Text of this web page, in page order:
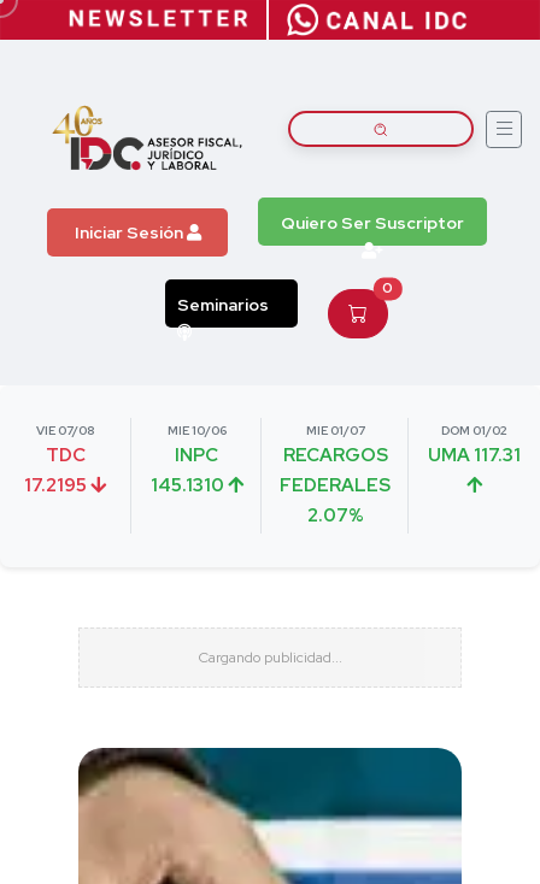
Iniciar Sesión Quiero Ser Suscriptor
Seminarios
0
VIE 07/08
TDC
17.2195
MIE 10/06
INPC
145.1310
MIE 01/07
RECARGOS
FEDERALES
2.07%
DOM 01/02
UMA 117.31